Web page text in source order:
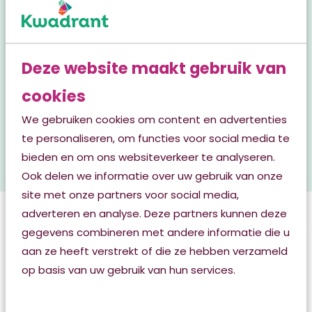
Deze website maakt gebruik van
cookies
We gebruiken cookies om content en advertenties
te personaliseren, om functies voor social media te
bieden en om ons websiteverkeer te analyseren.
Ook delen we informatie over uw gebruik van onze
site met onze partners voor social media,
adverteren en analyse. Deze partners kunnen deze
gegevens combineren met andere informatie die u
aan ze heeft verstrekt of die ze hebben verzameld
op basis van uw gebruik van hun services.
Meer weten over de
mogelijkheden?
Dan nodigen wij u uit om contact op te nemen
met het Triagepunt Friesland via tel.nr. 088 - 512
77 77 of mail naar
klantadviescentrum@kwadrant.nl.
We vertellen u graag meer over deze zorg.
Zorg in de laatste
levensfase